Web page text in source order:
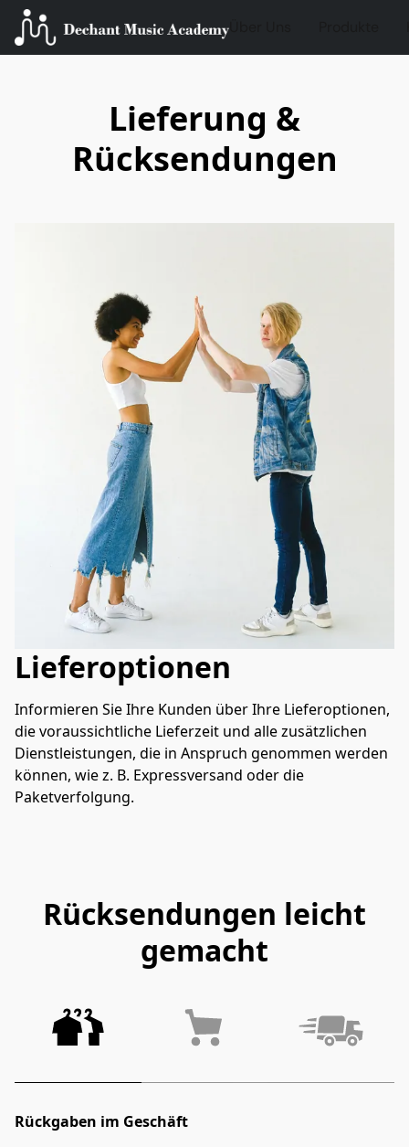
Lieferung &
Rücksendungen
Lieferoptionen
Informieren Sie Ihre Kunden über Ihre Lieferoptionen,
die voraussichtliche Lieferzeit und alle zusätzlichen
Dienstleistungen, die in Anspruch genommen werden
können, wie z. B. Expressversand oder die
Paketverfolgung.
Rücksendungen leicht
gemacht
Rückgaben im Geschäft